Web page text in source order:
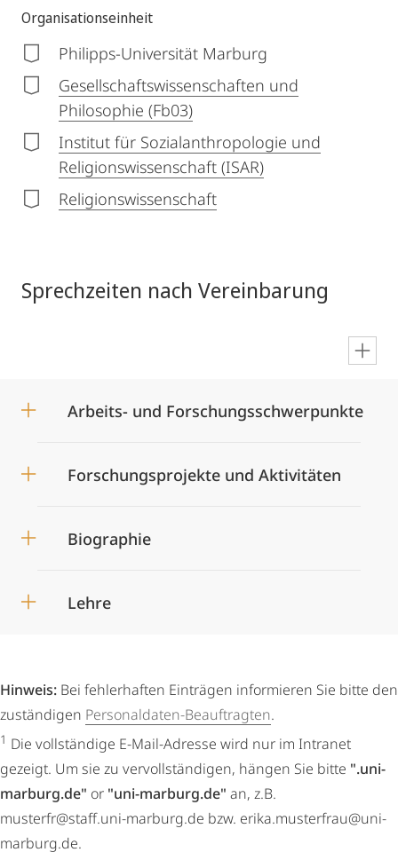
Organisationseinheit
Philipps-Universität Marburg
Gesellschaftswissenschaften und
Philosophie (Fb03)
Institut für Sozialanthropologie und
Religionswissenschaft (ISAR)
Religionswissenschaft
Sprechzeiten nach Vereinbarung
Arbeits- und Forschungsschwerpunkte
Forschungsprojekte und Aktivitäten
Biographie
Lehre
Hinweis: Bei fehlerhaften Einträgen informieren Sie bitte den
zuständigen Personaldaten-Beauftragten.
1 Die vollständige E-Mail-Adresse wird nur im Intranet
gezeigt. Um sie zu vervollständigen, hängen Sie bitte ".uni-
marburg.de" or "uni-marburg.de" an, z.B.
musterfr@staff.uni-marburg.de bzw. erika.musterfrau@uni-
marburg.de.